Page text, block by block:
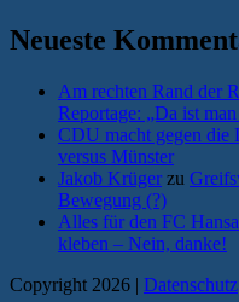
Neueste
Am rechten Rand der
Reportage: „Da ist
CDU macht gegen die
versus Münster
Jakob Krüger zu
Bewegung (?)
Alles für den FC
kleben – Nein, danke!
Copyright 2026 | Datenschutz